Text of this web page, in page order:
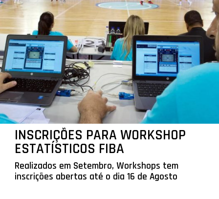
INSCRIÇÕES PARA WORKSHOP
ESTATÍSTICOS FIBA
Realizados em Setembro, Workshops tem
inscrições abertas até o dia 16 de Agosto